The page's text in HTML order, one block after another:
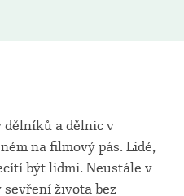
dělníků a dělnic v
na filmový pás. Lidé,
být lidmi. Neustále v
sevření života bez